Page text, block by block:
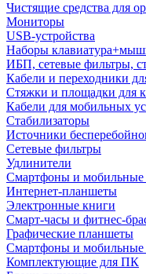
Чистящие средства для
Мониторы
USB-устройства
Наборы
ИБП, сетевые фильтры,
Кабели и переходники
Стяжки и площадки для
Кабели для мобильных
Стабилизаторы
Источники
Сетевые фильтры
Удлинители
Смартфоны и мобильные
Интернет-планшеты
Электронные книги
Смарт-часы и фитнес-
Графические планшеты
Смартфоны и мобильные
Комплектующие для ПК